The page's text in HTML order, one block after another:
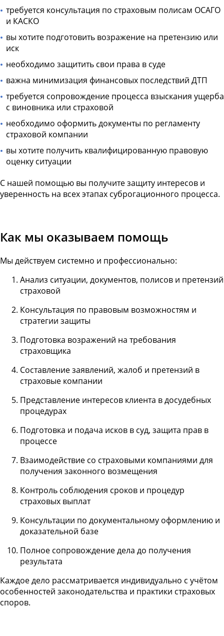
требуется консультация по страховым полисам ОСАГО
и КАСКО
вы хотите подготовить возражение на претензию или
иск
необходимо защитить свои права в суде
важна минимизация финансовых последствий ДТП
требуется сопровождение процесса взыскания ущерба
с виновника или страховой
необходимо оформить документы по регламенту
страховой компании
вы хотите получить квалифицированную правовую
оценку ситуации
С нашей помощью вы получите защиту интересов и
уверенность на всех этапах суброгационного процесса.
Как мы оказываем помощь
Мы действуем системно и профессионально:
Анализ ситуации, документов, полисов и претензий
страховой
Консультация по правовым возможностям и
стратегии защиты
Подготовка возражений на требования
страховщика
Составление заявлений, жалоб и претензий в
страховые компании
Представление интересов клиента в досудебных
процедурах
Подготовка и подача исков в суд, защита прав в
процессе
Взаимодействие со страховыми компаниями для
получения законного возмещения
Контроль соблюдения сроков и процедур
страховых выплат
Консультации по документальному оформлению и
доказательной базе
Полное сопровождение дела до получения
результата
Каждое дело рассматривается индивидуально с учётом
особенностей законодательства и практики страховых
споров.